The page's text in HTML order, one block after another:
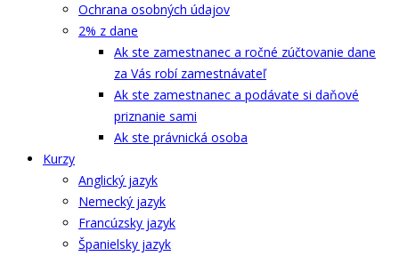
Ochrana osobných údajov
2% z dane
Ak ste zamestnanec a ročné zúčtovanie dane
za Vás robí zamestnávateľ
Ak ste zamestnanec a podávate si daňové
priznanie sami
Ak ste právnická osoba
Kurzy
Anglický jazyk
Nemecký jazyk
Francúzsky jazyk
Španielsky jazyk